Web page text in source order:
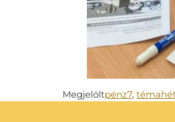
Megjelöltpénz7,